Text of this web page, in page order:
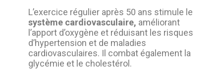
L’exercice régulier après 50 ans stimule le
système cardiovasculaire, améliorant
l’apport d’oxygène et réduisant les risques
d’hypertension et de maladies
cardiovasculaires. Il combat également la
glycémie et le cholestérol.